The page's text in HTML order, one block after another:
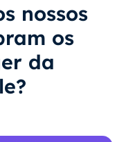
nossos
os
da